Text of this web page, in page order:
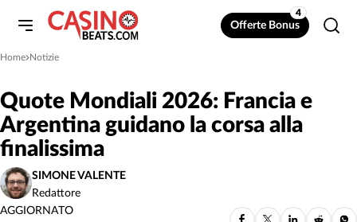
Offerte Bonus
4
Home
»Notizie
Quote Mondiali 2026: Francia e
Argentina guidano la corsa alla
finalissima
SIMONE VALENTE
Redattore
AGGIORNATO